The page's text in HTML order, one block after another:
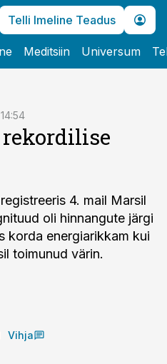
Telli Imeline Teadus
Meditsiin Universum
4. mail Marsil
oli hinnangute järgi
korda energiarikkam kui
toimunud värin.
Vihja